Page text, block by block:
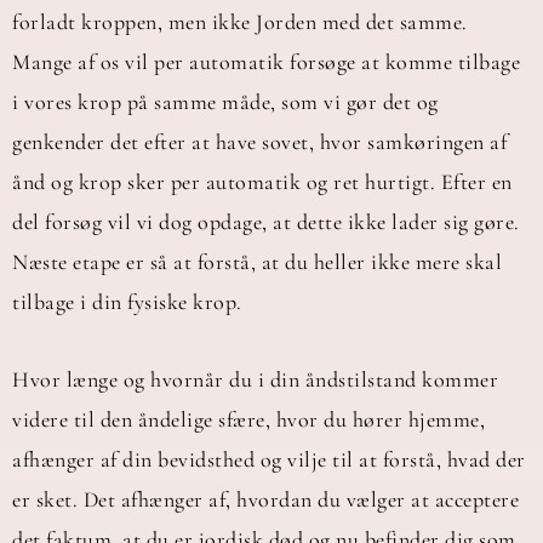
forladt kroppen, men ikke Jorden med det samme.
Mange af os vil per automatik forsøge at komme tilbage
i vores krop på samme måde, som vi gør det og
genkender det efter at have sovet, hvor samkøringen af
ånd og krop sker per automatik og ret hurtigt. Efter en
del forsøg vil vi dog opdage, at dette ikke lader sig gøre.
Næste etape er så at forstå, at du heller ikke mere skal
tilbage i din fysiske krop.
Hvor længe og hvornår du i din åndstilstand kommer
videre til den åndelige sfære, hvor du hører hjemme,
afhænger af din bevidsthed og vilje til at forstå, hvad der
er sket. Det afhænger af, hvordan du vælger at acceptere